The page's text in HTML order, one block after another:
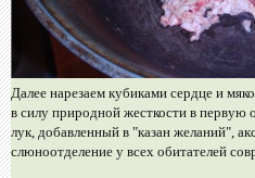
Далее нарезаем кубиками сердце и
в силу природной жесткости в первую
лук, добавленный в "казан желаний",
слюноотделение у всех обитателей